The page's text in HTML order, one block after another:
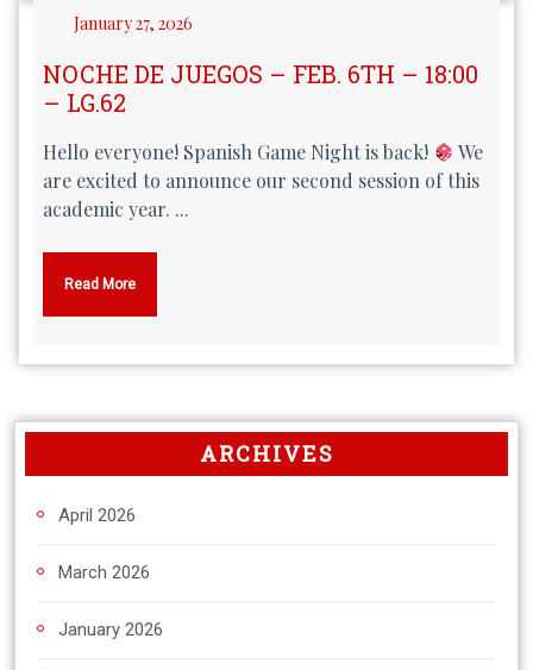
January 27, 2026
NOCHE DE JUEGOS – FEB. 6TH – 18:00
– LG.62
Hello everyone! Spanish Game Night is back!
We
are excited to announce our second session of this
academic year. ...
Read More
ARCHIVES
April 2026
March 2026
January 2026